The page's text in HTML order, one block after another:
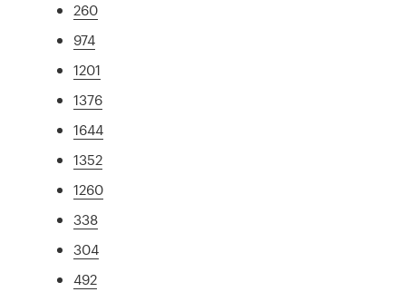
260
974
1201
1376
1644
1352
1260
338
304
492